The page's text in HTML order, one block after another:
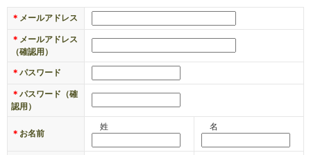
＊ メールアドレス
＊ メールアドレス
（確認用）
＊ パスワード
＊ パスワード（確
認用）
＊ お名前
姓 名
数
0